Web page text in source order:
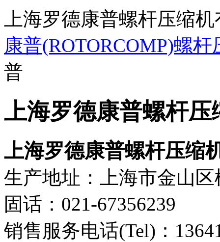
上海罗德康普螺杆压缩
康普(ROTORCOMP)螺
普
上海罗德康普螺杆
上海罗德康普螺杆压缩
生产地址：上海市金山
固话：021-67356239
销售服务电话(Tel)：